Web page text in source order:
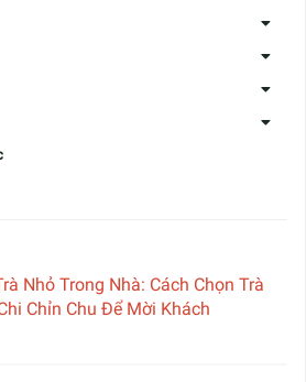
Nhỏ Trong Nhà: Cách Chọn Trà
Chỉn Chu Để Mời Khách